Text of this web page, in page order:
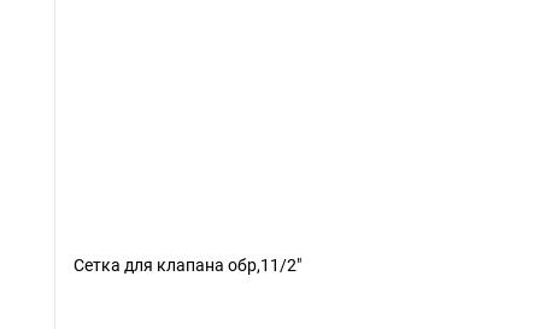
Сетка для клапана обр,11/2"